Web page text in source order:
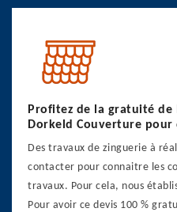
Profitez de la gratuité de
Dorkeld Couverture
Des travaux de zinguerie à
contacter pour connaitre les
travaux. Pour cela, nous
Pour avoir ce devis 100 %